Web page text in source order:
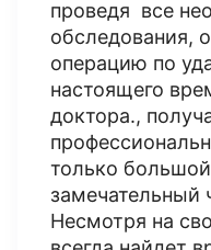
проведя все
обследования,
операцию по
настоящего
доктора.,
только
замечательный
Несмотря на